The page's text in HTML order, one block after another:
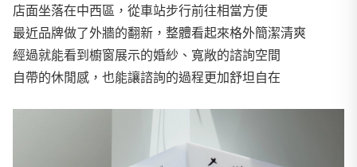
店面坐落在中西區，從車站步行前往相當方便
最近品牌做了外牆的翻新，整體看起來格外簡潔清爽
經過就能看到櫥窗展示的婚紗、寬敞的諮詢空間
自帶的休閒感，也能讓諮詢的過程更加舒坦自在